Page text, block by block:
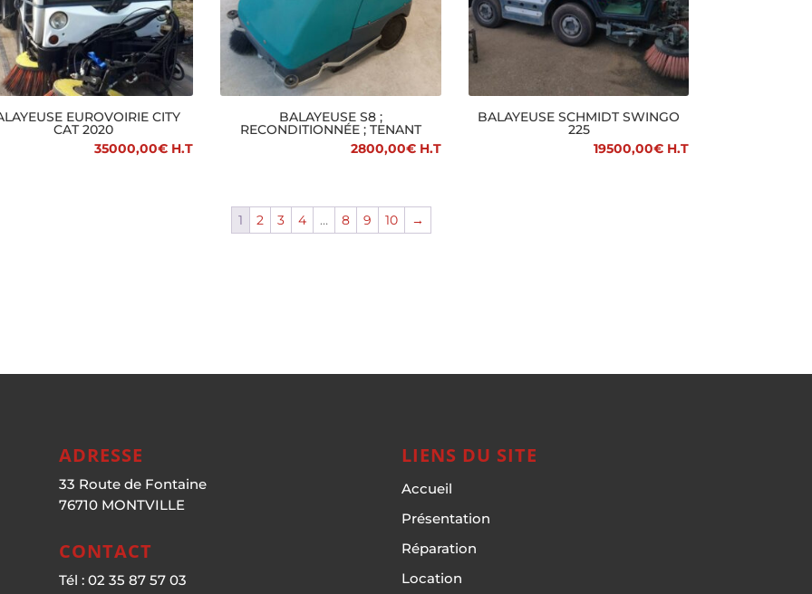
EUROVOIRIE CITY
CAT 2020
35000,00€ H.T
BALAYEUSE S8 ;
RECONDITIONNÉE ; TENANT
2800,00€ H.T
BALAYEUSE SCHMIDT SWINGO
225
19500,00€ H.T
1 2 3 4 … 8 9 10 →
ADRESSE
33 Route de Fontaine
76710 MONTVILLE
CONTACT
Tél : 02 35 87 57 03
LIENS DU SITE
Accueil
Présentation
Réparation
Location